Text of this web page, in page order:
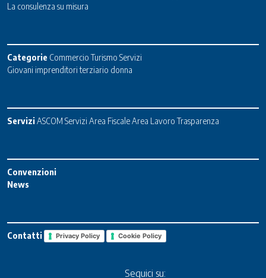
La consulenza su misura
Categorie Commercio Turismo Servizi
Giovani imprenditori terziario donna
ServiziASCOM Servizi Area FiscaleArea Lavoro Trasparenza
Convenzioni
News
Contatti Privacy Policy Cookie Policy
Seguici su: